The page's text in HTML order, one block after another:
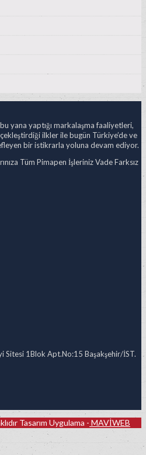
yana yaptığı markalaşma faaliyetleri,
ilkler ile bugün Türkiye’de ve
bir istikrarla yoluna devam ediyor.
Tüm Pimapen İşleriniz Vade Farksız
Sitesi 1Blok Apt.No:15 Başakşehir/İST.
Tasarım Uygulama - MAVİWEB